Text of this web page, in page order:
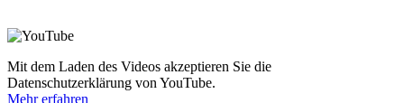
Mit dem Laden des Videos akzeptieren Sie die
Datenschutzerklärung von YouTube.
Mehr erfahren